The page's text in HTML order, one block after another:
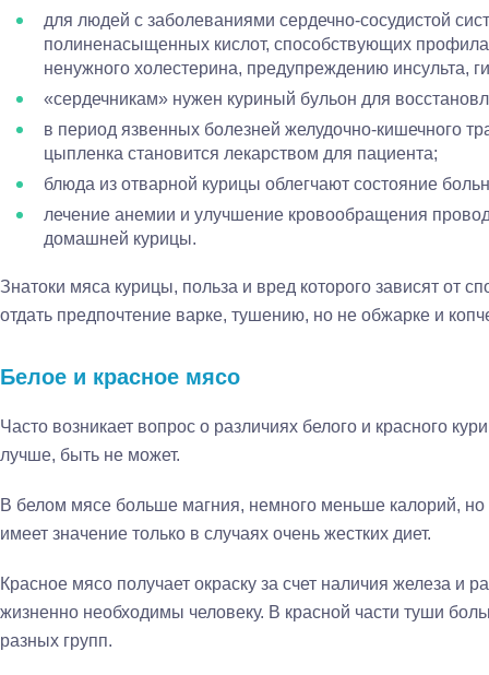
для людей с заболеваниями сердечно-сосудистой
полиненасыщенных кислот, способствующих
ненужного холестерина, предупреждению инсульта,
«сердечникам» нужен куриный бульон для
в период язвенных болезней желудочно-кишечного
цыпленка становится лекарством для пациента;
блюда из отварной курицы облегчают состояние
лечение анемии и улучшение кровообращения
домашней курицы.
Знатоки мяса курицы, польза и вред которого зависят от
отдать предпочтение варке, тушению, но не обжарке и
Белое и красное мясо
Часто возникает вопрос о различиях белого и красного
лучше, быть не может.
В белом мясе больше магния, немного меньше калорий, но
имеет значение только в случаях очень жестких диет.
Красное мясо получает окраску за счет наличия железа и
жизненно необходимы человеку. В красной части туши
разных групп.